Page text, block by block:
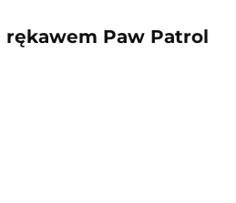
rękawem Paw Patrol